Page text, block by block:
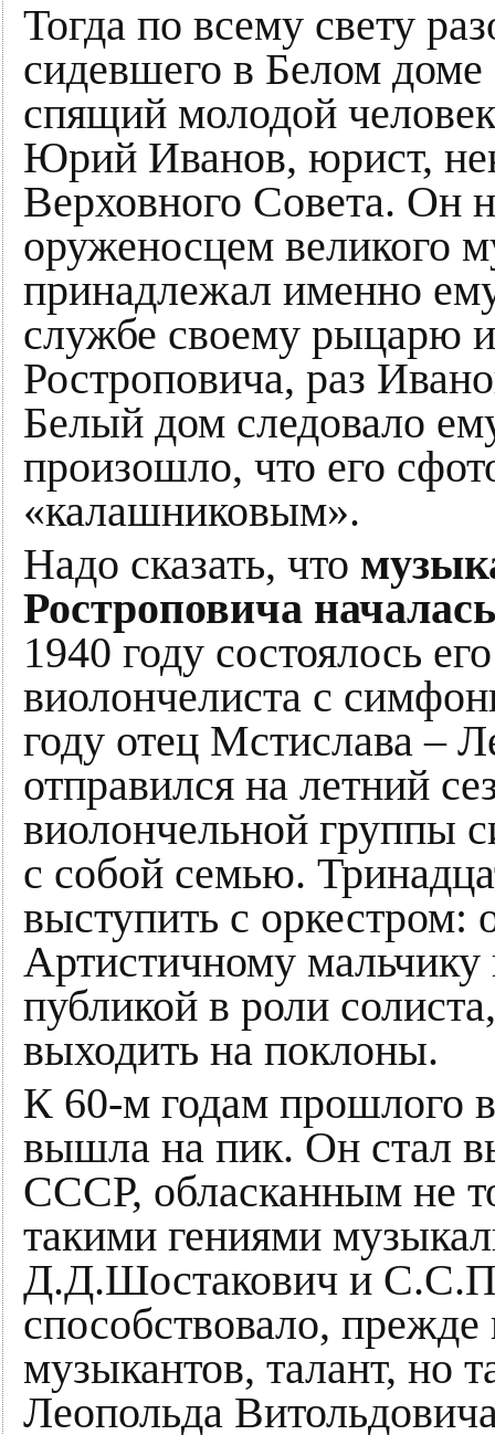
Тогда по всему свету
сидевшего в Белом
спящий молодой
Юрий Иванов, юрист,
Верховного Совета. Он
оруженосцем великого
принадлежал именно
службе своему рыцарю
Ростроповича, раз
Белый дом следовало
произошло, что его
«калашниковым».
Надо сказать, что
Ростроповича
1940 году состоялось
виолончелиста с
году отец Мстислава –
отправился на летний
виолончельной группы
с собой семью.
выступить с
Артистичному мальчику
публикой в роли
выходить на поклоны.
К 60-м годам прошлого
вышла на пик. Он стал
СССР, обласканным не
такими гениями
Д.Д.Шостакович и
способствовало, прежде
музыкантов, талант, но
Леопольда